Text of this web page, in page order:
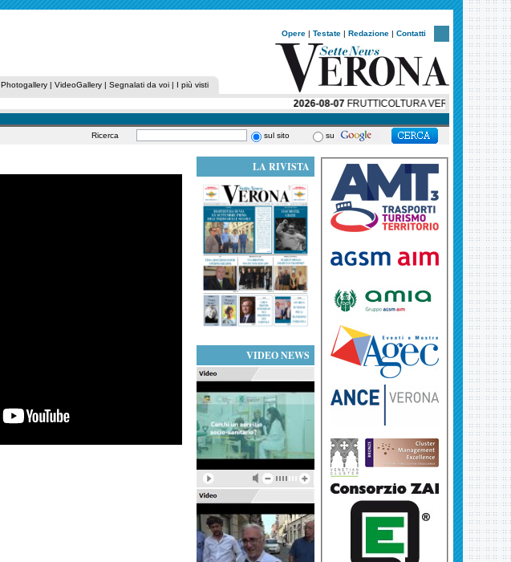
Opere | Testate | Redazione | Contatti
Photogallery | VideoGallery | Segnalati da voi | I più visti
2026-08-07FRUTTICOLTURA VERONESE:
Ricerca sul sito su
LA RIVISTA
VIDEO NEWS